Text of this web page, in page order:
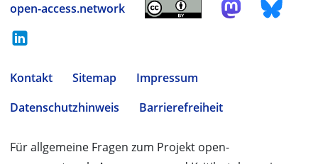
open-access.network
Kontakt Sitemap
Impressum
Datenschutzhinweis
Barrierefreiheit
Für allgemeine Fragen zum Projekt open-